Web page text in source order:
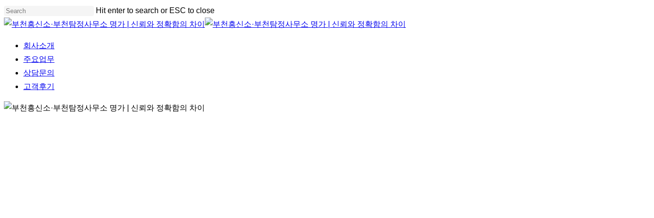
Skip
to
content
Hit enter to search or ESC to close
Close
Menu
회사소개
주요업무
상담문의
고객후기